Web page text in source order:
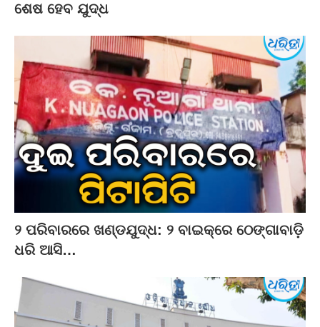
ଶେଷ ହେବ ଯୁଦ୍ଧ
୨ ପରିବାରରେ ଖଣ୍ଡଯୁଦ୍ଧ: ୨ ବାଇକ୍‌ରେ ଠେଙ୍ଗାବାଡ଼ି
ଧରି ଆସି…